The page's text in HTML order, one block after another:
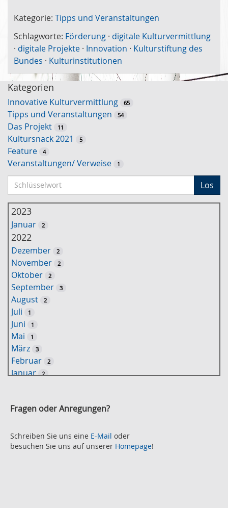
Kategorie: Tipps und Veranstaltungen
Schlagworte: Förderung · digitale Kulturvermittlung
· digitale Projekte · Innovation · Kulturstiftung des
Bundes · Kulturinstitutionen
Kategorien
Innovative Kulturvermittlung 65
Tipps und Veranstaltungen 54
Das Projekt 11
Kultursnack 2021 5
Feature 4
Veranstaltungen/ Verweise 1
c
h
ü
w
o
r
u
c
Los
2023
Januar 2
2022
Dezember 2
November 2
Oktober 2
September 3
August 2
Juli 1
Juni 1
Mai 1
März 3
Februar 2
Januar 2
Oktober 2
August 2
Juli 2
Fragen oder Anregungen?
Schreiben Sie uns eine E-Mail oder
besuchen Sie uns auf unserer Homepage!